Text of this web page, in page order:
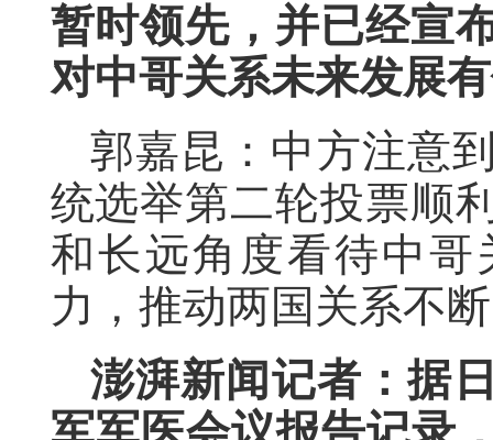
暂时领先，并已经宣
对中哥关系未来发展
郭嘉昆：中方注意
统选举第二轮投票顺
和长远角度看待中
力，推动两国关系不
澎湃新闻记者：据